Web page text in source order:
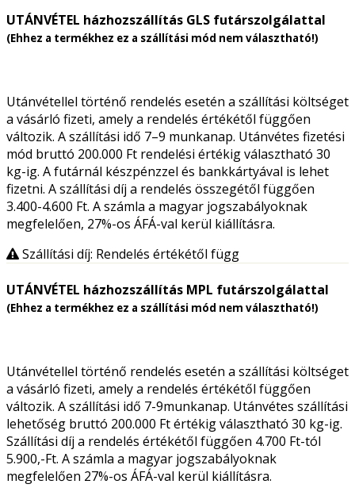
UTÁNVÉTEL házhozszállítás GLS futárszolgálattal
(Ehhez a termékhez ez a szállítási mód nem választható!)
Utánvétellel történő rendelés esetén a szállítási költséget
a vásárló fizeti, amely a rendelés értékétől függően
változik. A szállítási idő 7–9 munkanap. Utánvétes fizetési
mód bruttó 200.000 Ft rendelési értékig választható 30
kg-ig. A futárnál készpénzzel és bankkártyával is lehet
fizetni. A szállítási díj a rendelés összegétől függően
3.400-4.600 Ft. A számla a magyar jogszabályoknak
megfelelően, 27%-os ÁFÁ-val kerül kiállításra.
Szállítási díj: Rendelés értékétől függ
UTÁNVÉTEL házhozszállítás MPL futárszolgálattal
(Ehhez a termékhez ez a szállítási mód nem választható!)
Utánvétellel történő rendelés esetén a szállítási költséget
a vásárló fizeti, amely a rendelés értékétől függően
változik. A szállítási idő 7-9munkanap. Utánvétes szállítási
lehetőség bruttó 200.000 Ft értékig választható 30 kg-ig.
Szállítási díj a rendelés értékétől függően 4.700 Ft-tól
5.900,-Ft. A számla a magyar jogszabályoknak
megfelelően 27%-os ÁFÁ-val kerül kiállításra.